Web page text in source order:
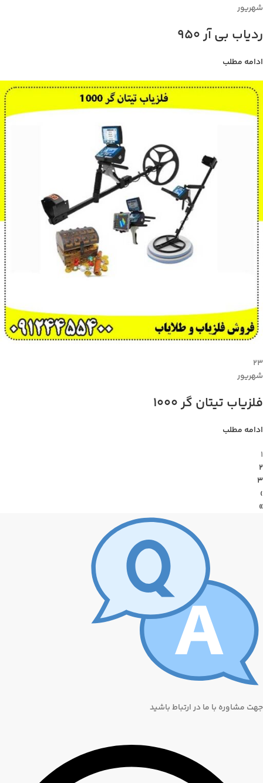
شهریور
ردیاب بی آر 950
ادامه مطلب
۲۳
شهریور
فلزیاب تیتان گر 1000
ادامه مطلب
1
2
3
›
»
جهت مشاوره با ما در ارتباط باشید